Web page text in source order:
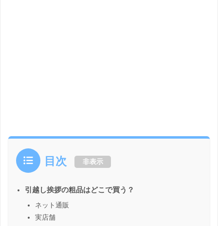
目次 非表示
引越し挨拶の粗品はどこで買う？
ネット通販
実店舗